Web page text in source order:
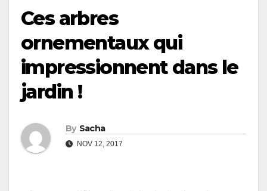
Ces arbres
ornementaux qui
impressionnent dans le
jardin !
By Sacha
NOV 12, 2017